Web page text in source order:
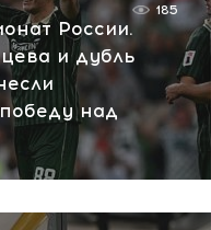
России.
и дубль
над
185